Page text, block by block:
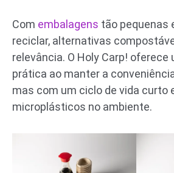
Com embalagens tão pequenas
reciclar, alternativas
relevância. O Holy Carp! oferece
prática ao manter a
mas com um ciclo de vida curto
microplásticos no ambiente.